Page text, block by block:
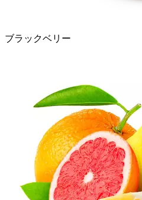
ブラックベリー